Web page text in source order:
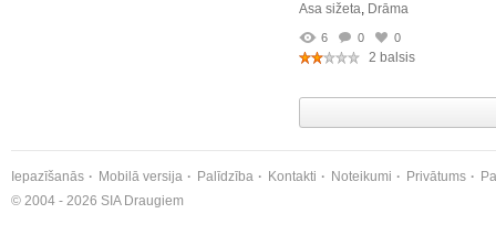
Asa sižeta, Drāma
6 0 0
2 balsis
Iepazīšanās Mobilā versija Palīdzība Kontakti Noteikumi Privātums
© 2004 - 2026 SIA Draugiem